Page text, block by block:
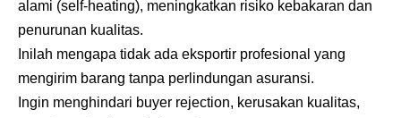
alami (self-heating), meningkatkan risiko kebakaran dan
penurunan kualitas.
Inilah mengapa tidak ada eksportir profesional yang
mengirim barang tanpa perlindungan asuransi.
Ingin menghindari buyer rejection, kerusakan kualitas,